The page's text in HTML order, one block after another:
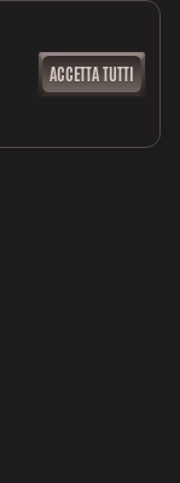
ACCETTA TUTTI